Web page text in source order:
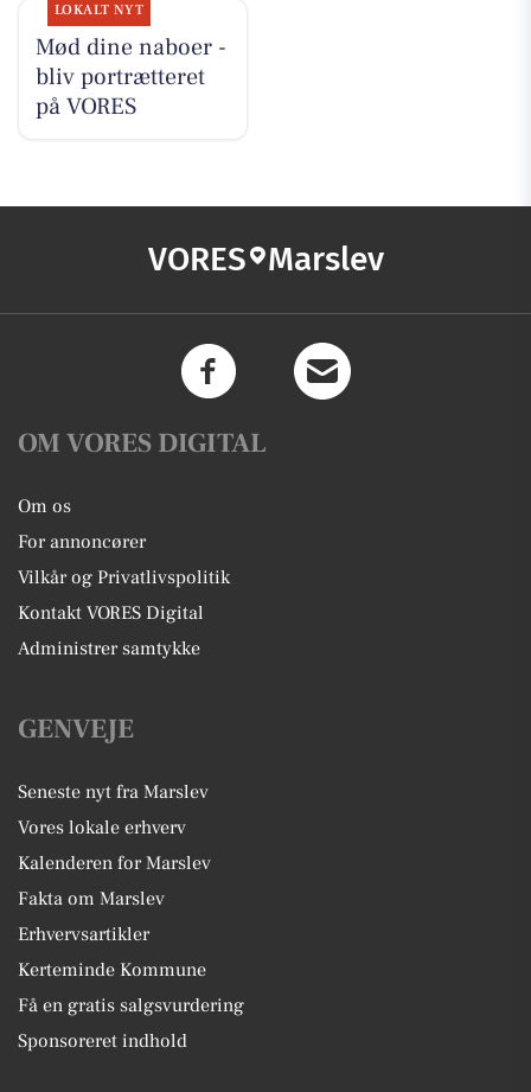
LOKALT NYT
Mød dine naboer -
bliv portrætteret
på VORES
VORES Marslev
OM VORES DIGITAL
Om os
For annoncører
Vilkår og Privatlivspolitik
Kontakt VORES Digital
Administrer samtykke
GENVEJE
Seneste nyt fra Marslev
Vores lokale erhverv
Kalenderen for Marslev
Fakta om Marslev
Erhvervsartikler
Kerteminde Kommune
Få en gratis salgsvurdering
Sponsoreret indhold